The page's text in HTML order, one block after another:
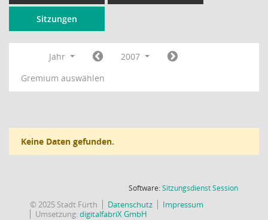
Sitzungen
Jahr
2007
Gremium auswählen
Keine Daten gefunden.
Software:SitzungsdienstSession(Wird in
© 2025 Stadt Fürth Datenschutz
Impressum
Umsetzung:digitalfabriX GmbH